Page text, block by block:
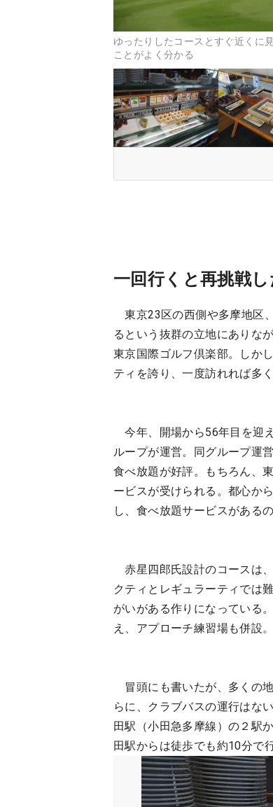
ゆったりしたコースとすぐ近くに
ことがよく分かる
一回行くと再挑戦
東京23区の西側や多摩地区
るという抜群の立地にありな
東京国際ゴルフ倶楽部。しか
ティを誇り、一度訪れれば多
今年、開場から56年目を迎
ループが運営。同グループ運
食べ放題が好評。もちろん、
ービスが受けられる。都心か
し、食べ放題サービスがある
赤星四郎氏設計のコースは
クティとレギュラーティでは
がいがある作りになっている
え、アプローチ練習場も併設
冒頭にも書いたが、多くの
らに、クラブバスの運行はな
田駅（小田急多摩線）の２駅
田駅からは徒歩でも約10分で